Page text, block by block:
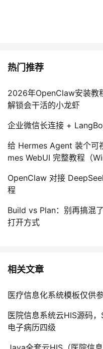
热门推荐
2026年OpenClaw安装教
解锁会干活的小龙虾
企业微信长连接 +
给 Hermes Agent 装个可
mes WebUI 完整教程（
OpenClaw 对接
程
Build vs Plan：别再搞混
打开方式
相关文章
医疗信息化系统模板仅供
医院信息系统云HIS源码
电子病历四级